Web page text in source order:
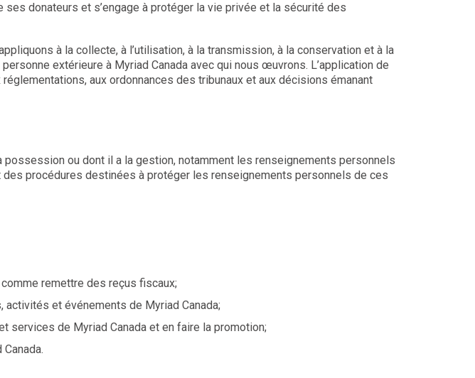
donateurs et s’engage à protéger la vie privée et la sécurité des
à la collecte, à l’utilisation, à la transmission, à la conservation et à la
extérieure à Myriad Canada avec qui nous œuvrons. L’application de
aux ordonnances des tribunaux et aux décisions émanant
ou dont il a la gestion, notamment les renseignements personnels
procédures destinées à protéger les renseignements personnels de ces
remettre des reçus fiscaux;
et événements de Myriad Canada;
services de Myriad Canada et en faire la promotion;